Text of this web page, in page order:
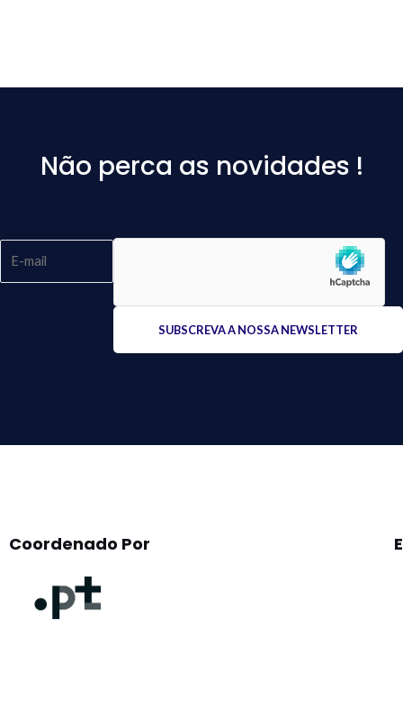
Não perca as novidades !
Coordenado Por